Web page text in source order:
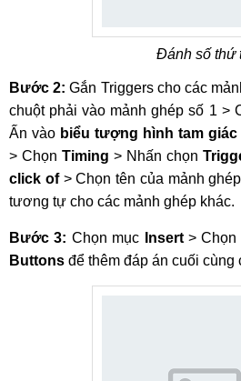
Đánh số thứ
Bước 2: Gắn Triggers cho các
chuột phải vào mảnh ghép số 1 >
Ấn vào biểu tượng hình tam giác
> Chọn Timing > Nhấn chọn
click of> Chọn tên của mảnh
tương tự cho các mảnh ghép khác.
Bước 3: Chọn mục Insert> Chọn
Buttons để thêm đáp án cuối cùng